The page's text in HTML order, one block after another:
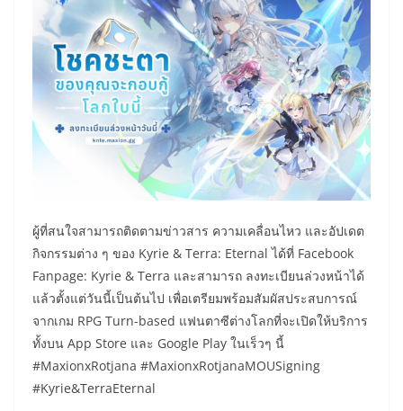
ผู้ที่สนใจสามารถติดตามข่าวสาร ความเคลื่อนไหว และอัปเดต
กิจกรรมต่าง ๆ ของ Kyrie & Terra: Eternal ได้ที่ Facebook
Fanpage: Kyrie & Terra และสามารถ ลงทะเบียนล่วงหน้าได้
แล้วตั้งแต่วันนี้เป็นต้นไป เพื่อเตรียมพร้อมสัมผัสประสบการณ์
จากเกม RPG Turn-based แฟนตาซีต่างโลกที่จะเปิดให้บริการ
ทั้งบน App Store และ Google Play ในเร็วๆ นี้
#MaxionxRotjana #MaxionxRotjanaMOUSigning
#Kyrie&TerraEternal